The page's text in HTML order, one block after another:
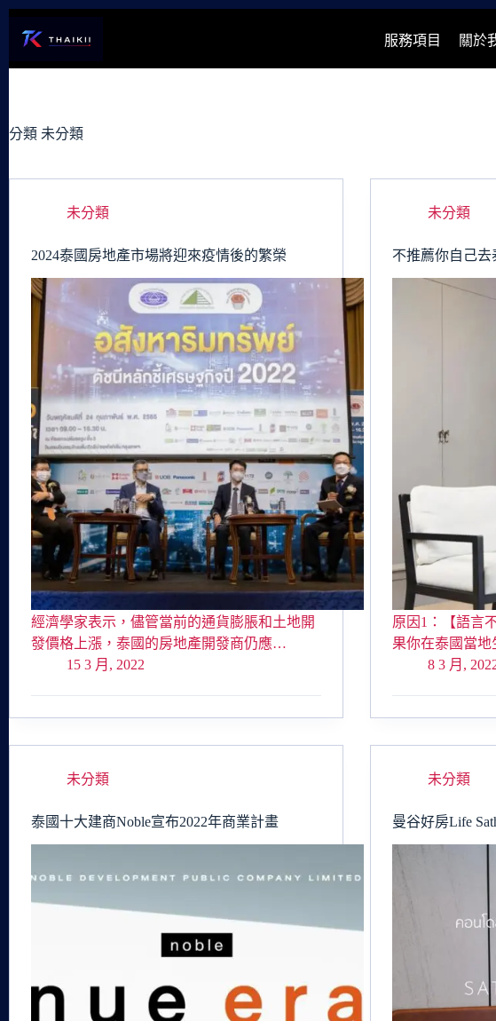
容
服務項目 關於
分類 未分類
未分類
2024泰國房地產市場將迎來疫情後的繁榮
經濟學家表示，儘管當前的通貨膨脹和土地開
發價格上漲，泰國的房地產開發商仍應…
15 3 月, 2022
未分類
不推薦你自己去
原因1：【語言
果你在泰國當
8 3 月,
未分類
泰國十大建商Noble宣布2022年商業計畫
未分類
曼谷好房Life